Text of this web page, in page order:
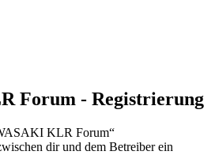
Forum - Registrierung
KLR Forum“
dir und dem Betreiber ein